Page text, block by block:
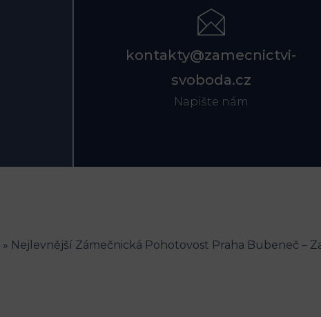
kontakty@zamecnictvi-
svoboda.cz
Napište nám
» Nejlevnější Zámečnická Pohotovost Praha Bubeneč –